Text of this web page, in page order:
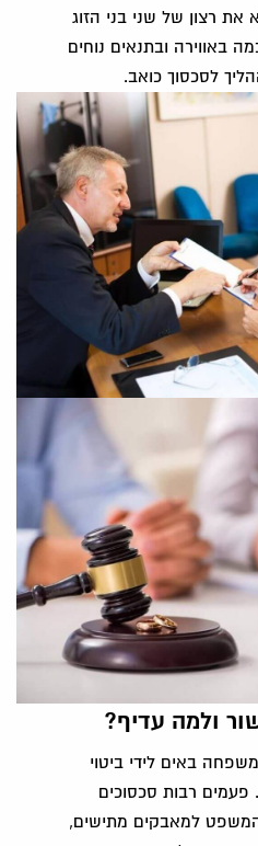
את רצון של שני בני הזוג
באווירה ובתנאים נוחים
לסכסוך כואב.
ולמה עדיף?
באים לידי ביטוי
פעמים רבות סכסוכים
למאבקים מתישים,